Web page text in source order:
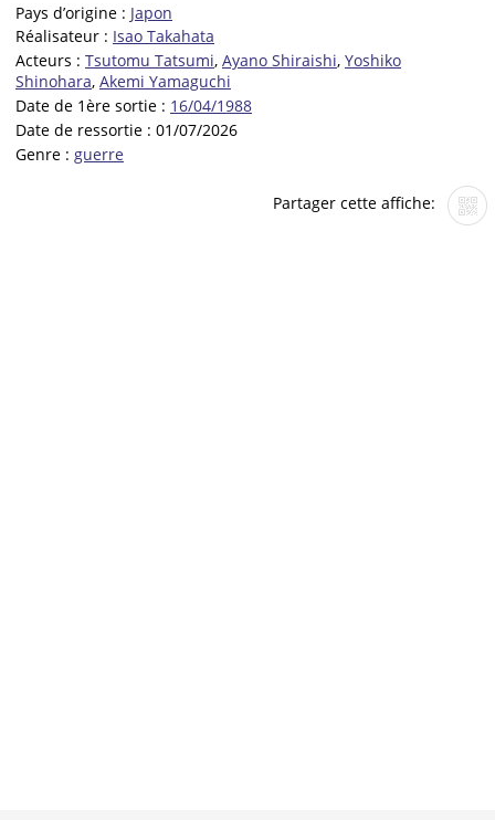
Pays d’origine : Japon
Réalisateur : Isao Takahata
Acteurs : Tsutomu Tatsumi, Ayano Shiraishi, Yoshiko
Shinohara, Akemi Yamaguchi
Date de 1ère sortie : 16/04/1988
Date de ressortie : 01/07/2026
Genre : guerre
Partager cette affiche: